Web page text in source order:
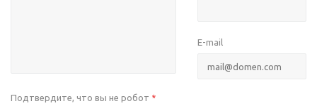
E-mail
Подтвердите, что вы не робот *